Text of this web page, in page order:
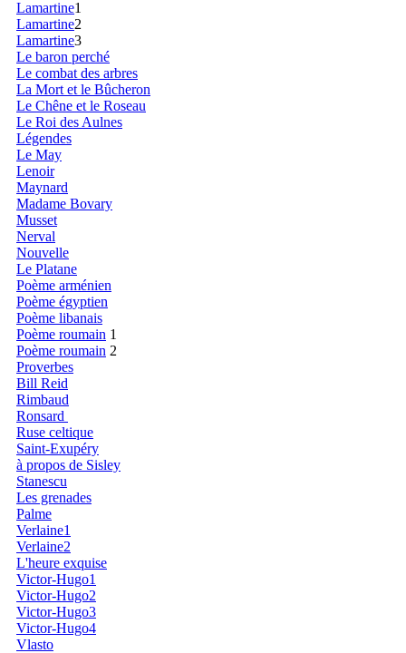
Lamartine1
Lamartine2
Lamartine3
Le baron perché
Le combat des arbres
La Mort et le Bûcheron
Le Chêne et le Roseau
Le Roi des Aulnes
Légendes
Le May
Lenoir
Maynard
Madame Bovary
Musset
Nerval
Nouvelle
Le Platane
Poème arménien
Poème égyptien
Poème libanais
Poème roumain 1
Poème roumain 2
Proverbes
Bill Reid
Rimbaud
Ronsard
Ruse celtique
Saint-Exupéry
à propos de Sisley
Stanescu
Les grenades
Palme
Verlaine1
Verlaine2
L'heure exquise
Victor-Hugo1
Victor-Hugo2
Victor-Hugo3
Victor-Hugo4
Vlasto